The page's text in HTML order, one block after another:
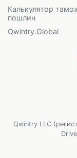
Калькулятор
пошлин
Qwintry.Global
Qwintry LLC